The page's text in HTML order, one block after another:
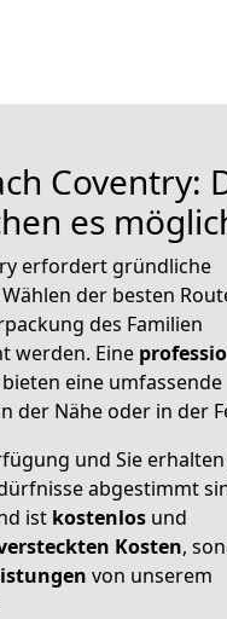
Coventry:
es
erfordert gründliche
der besten
des Familien
werden. Eine
eine umfassende
der Nähe oder in der
und Sie
abgestimmt
ist kostenlos und
Kosten,
von unserem